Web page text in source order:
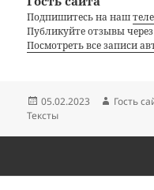
Подпишитесь на наш
Публикуйте отзывы
Посмотреть все записи
Опубликовано
05.02.2023 Автор
Гость
Тексты